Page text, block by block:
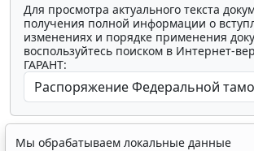
Для просмотра актуального текста
получения полной информации о
изменениях и порядке применения
воспользуйтесь поиском в Интернет-
ГАРАНТ:
Мы обрабатываем локальные данные